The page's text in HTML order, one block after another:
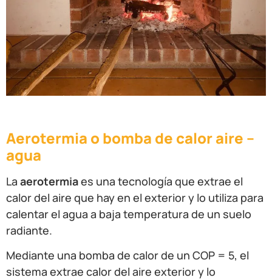
Aerotermia o bomba de calor aire –
agua
La aerotermiaes una tecnología que extrae el
calor del aire que hay en el exterior y lo utiliza para
calentar el agua a baja temperatura de un suelo
radiante.
Mediante una bomba de calor de un COP = 5, el
sistema extrae calor del aire exterior y lo